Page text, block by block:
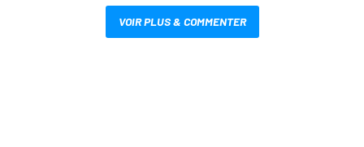
VOIR PLUS & COMMENTER